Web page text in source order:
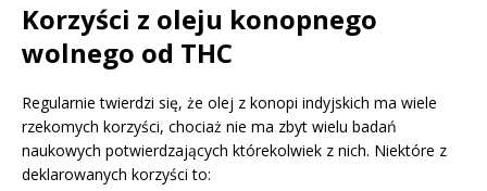
Korzyści z oleju konopnego
wolnego od THC
Regularnie twierdzi się, że olej z konopi indyjskich ma wiele
rzekomych korzyści, chociaż nie ma zbyt wielu badań
naukowych potwierdzających którekolwiek z nich. Niektóre z
deklarowanych korzyści to: